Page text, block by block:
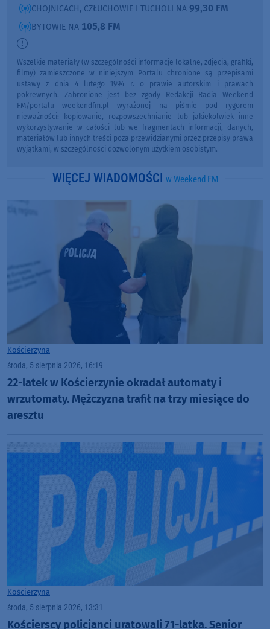
CHOJNICACH, CZŁUCHOWIE I TUCHOLI NA 99,30 FM
BYTOWIE NA 105,8 FM
Wszelkie materiały (w szczególności informacje lokalne, zdjęcia, grafiki,
filmy) zamieszczone w niniejszym Portalu chronione są przepisami
ustawy z dnia 4 lutego 1994 r. o prawie autorskim i prawach
pokrewnych. Zabronione jest bez zgody Redakcji Radia Weekend
FM/portalu weekendfm.pl wyrażonej na piśmie pod rygorem
nieważności: kopiowanie, rozpowszechnianie lub jakiekolwiek inne
wykorzystywanie w całości lub we fragmentach informacji, danych,
materiałów lub innych treści poza przewidzianymi przez przepisy prawa
wyjątkami, w szczególności dozwolonym użytkiem osobistym.
WIĘCEJ WIADOMOŚCI w Weekend FM
Kościerzyna
środa, 5 sierpnia 2026, 16:19
22-latek w Kościerzynie okradał automaty i
wrzutomaty. Mężczyzna trafił na trzy miesiące do
aresztu
Kościerzyna
środa, 5 sierpnia 2026, 13:31
Kościerscy policjanci uratowali 71-latka. Senior